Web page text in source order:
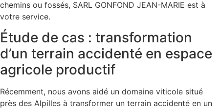
chemins ou fossés, SARL GONFOND JEAN-MARIE est à
votre service.
Étude de cas : transformation
d’un terrain accidenté en espace
agricole productif
Récemment, nous avons aidé un domaine viticole situé
près des Alpilles à transformer un terrain accidenté en un